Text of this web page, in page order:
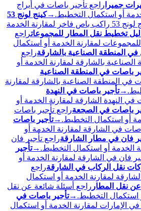
جميرا راجع تأجير باصات في أبراج
أو استكمال التخطيط. →
كينج لونج 53
راجع كينج لونج 53 راكب باص فاخر لمقارنة الخدمة
تخطيط نقل المطار للمجموعاتراجع
لمقارنة الخدمة أو استكمال
المنطقة الصناعية بالشارقةراجع
بالشارقة لمقارنة الخدمة أو
باصات في المنطقة الصناعية
في المنطقة الصناعية بالشارقة لمقارنة
→تأجير باصات في النهدة
في النهدة الشارقة لمقارنة الخدمة أو
باصات في الصجعةراجع تأجير باصات
أو استكمال التخطيط. →تأجير باصات
في الشارقة لمقارنة الخدمة أو
فان في مطار الشارقةراجع تأجير فان
الخدمة أو استكمال التخطيط. →تأجير
فان في الشارقة لمقارنة الخدمة أو
نقل الركاب في الشارقةراجع
لمقارنة الخدمة أو استكمال
نقل المطار راجع أسئلة شائعة عن نقل
استكمال التخطيط. →تأجير باصات في
الإمارات لمقارنة الخدمة أو استكمال